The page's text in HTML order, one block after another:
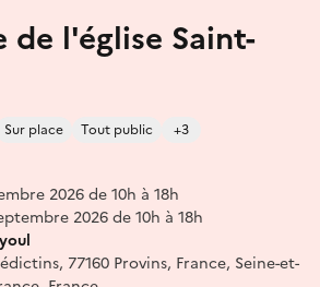
l'église Saint-
Sur place Tout public +3
2026 de 10h à 18h
2026 de 10h à 18h
77160 Provins, France, Seine-et-